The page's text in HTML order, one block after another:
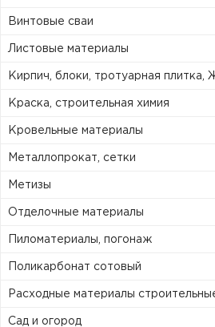
Винтовые сваи
Листовые материалы
Кирпич, блоки, тротуарная плитка,
Краска, строительная химия
Кровельные материалы
Металлопрокат, сетки
Метизы
Отделочные материалы
Пиломатериалы, погонаж
Поликарбонат сотовый
Расходные материалы
Сад и огород